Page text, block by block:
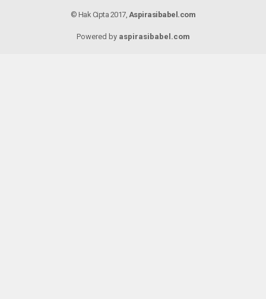
© Hak Cipta 2017, Aspirasibabel.com
Powered by aspirasibabel.com